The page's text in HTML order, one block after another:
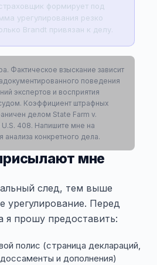
формирует под
урегулирования резко
Brandt привязан к делу.
Фактическое взыскание зависит
поведения
экспертов и восприятия
Коэффициент штрафных
делом State Farm v.
408. Напишите мне на
анализа конкретного дела.
мне
след, тем выше
урегулирование. Перед
я прошу предоставить:
полис (страница деклараций,
и дополнения)